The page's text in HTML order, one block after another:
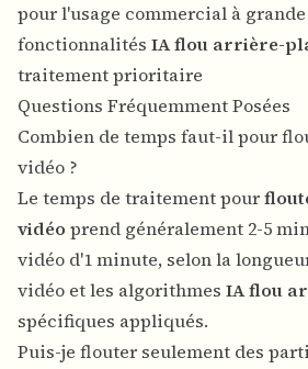
pour l'usage commercial à
fonctionnalités IA flou arrière-
traitement prioritaire
Questions Fréquemment Posées
Combien de temps faut-il pour
vidéo ?
Le temps de traitement pour
vidéo prend généralement 2-5
vidéo d'1 minute, selon la
vidéo et les algorithmes IA flou
spécifiques appliqués.
Puis-je flouter seulement des